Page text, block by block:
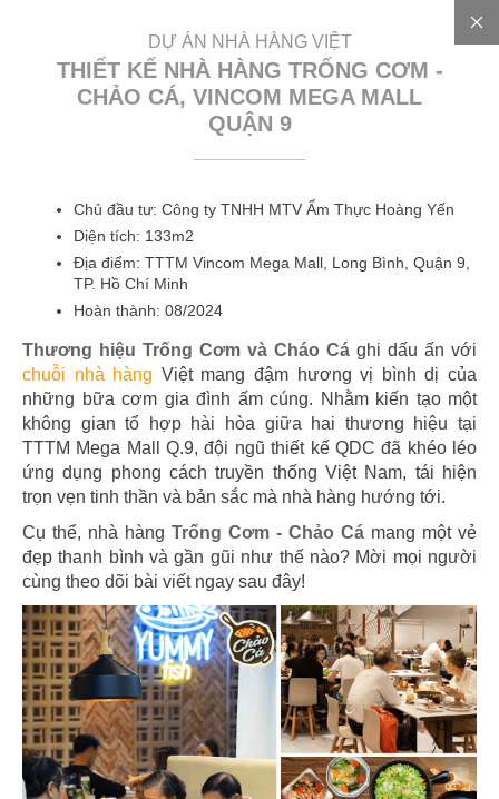
DỰ ÁN NHÀ HÀNG VIỆT
THIẾT KẾ NHÀ HÀNG TRỐNG CƠM -
CHẢO CÁ, VINCOM MEGA MALL
QUẬN 9
Chủ đầu tư: Công ty TNHH MTV Ẩm Thực Hoàng Yến
Diện tích: 133m2
Địa điểm: TTTM Vincom Mega Mall, Long Bình, Quận 9,
TP. Hồ Chí Minh
Hoàn thành: 08/2024
Thương hiệu Trống Cơm và Cháo Cá ghi dấu ấn với
chuỗi nhà hàng Việt mang đậm hương vị bình dị của
những bữa cơm gia đình ấm cúng. Nhằm kiến tạo một
không gian tổ hợp hài hòa giữa hai thương hiệu tại
TTTM Mega Mall Q.9, đội ngũ thiết kế QDC đã khéo léo
ứng dụng phong cách truyền thống Việt Nam, tái hiện
trọn vẹn tinh thần và bản sắc mà nhà hàng hướng tới.
Cụ thể, nhà hàng Trống Cơm - Chảo Cá mang một vẻ
đẹp thanh bình và gần gũi như thế nào? Mời mọi người
cùng theo dõi bài viết ngay sau đây!
00+ DỰ Á
01
HIGHLANDS
CN Cát Lái
02
HIGHLANDS
CN Sunwah Pearl
03
PHÊ LA
CN Biên Hòa
04
KATINAT
CN 3/2